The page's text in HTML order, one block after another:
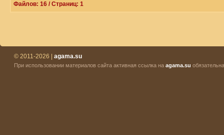
Файлов: 16 / Страниц: 1
© 2011-2026 | agama.su
При использовании материалов сайта активная ссылка на agama.su